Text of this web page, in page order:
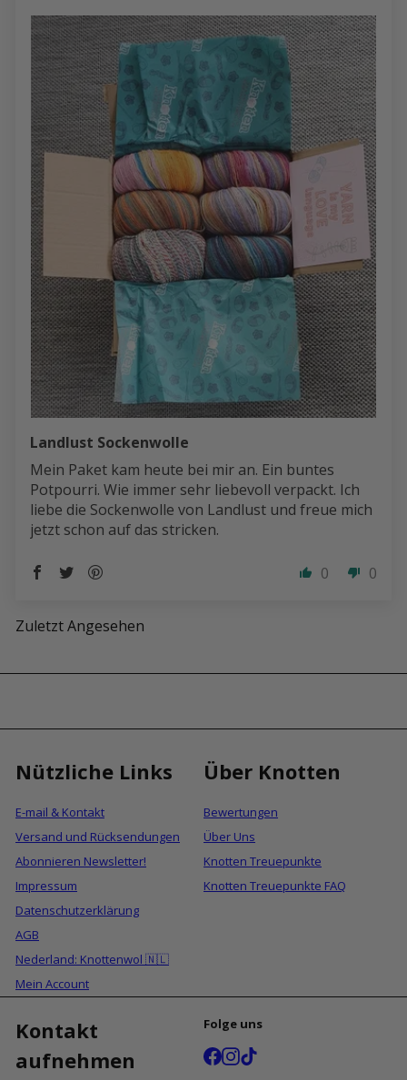
Landlust Sockenwolle
Mein Paket kam heute bei mir an. Ein buntes
Potpourri. Wie immer sehr liebevoll verpackt. Ich
liebe die Sockenwolle von Landlust und freue mich
jetzt schon auf das stricken.
0 0
Zuletzt Angesehen
Nützliche Links
E-mail & Kontakt
Versand und Rücksendungen
Abonnieren Newsletter!
Impressum
Datenschutzerklärung
AGB
Nederland: Knottenwol 🇳🇱
Mein Account
Über Knotten
Bewertungen
Über Uns
Knotten Treuepunkte
Knotten Treuepunkte FAQ
Kontakt
aufnehmen
Folge uns
Facebook
Instagram